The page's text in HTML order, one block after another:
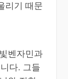
리기 때문
벤자민과
다. 그들